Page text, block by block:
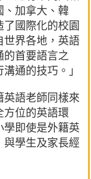
、加拿大、韓
國際化的校園
世界各地，英語
的首要語言之
通的技巧。」
語老師同樣來
方位的英語環
學即使是外籍英
學生及家長經